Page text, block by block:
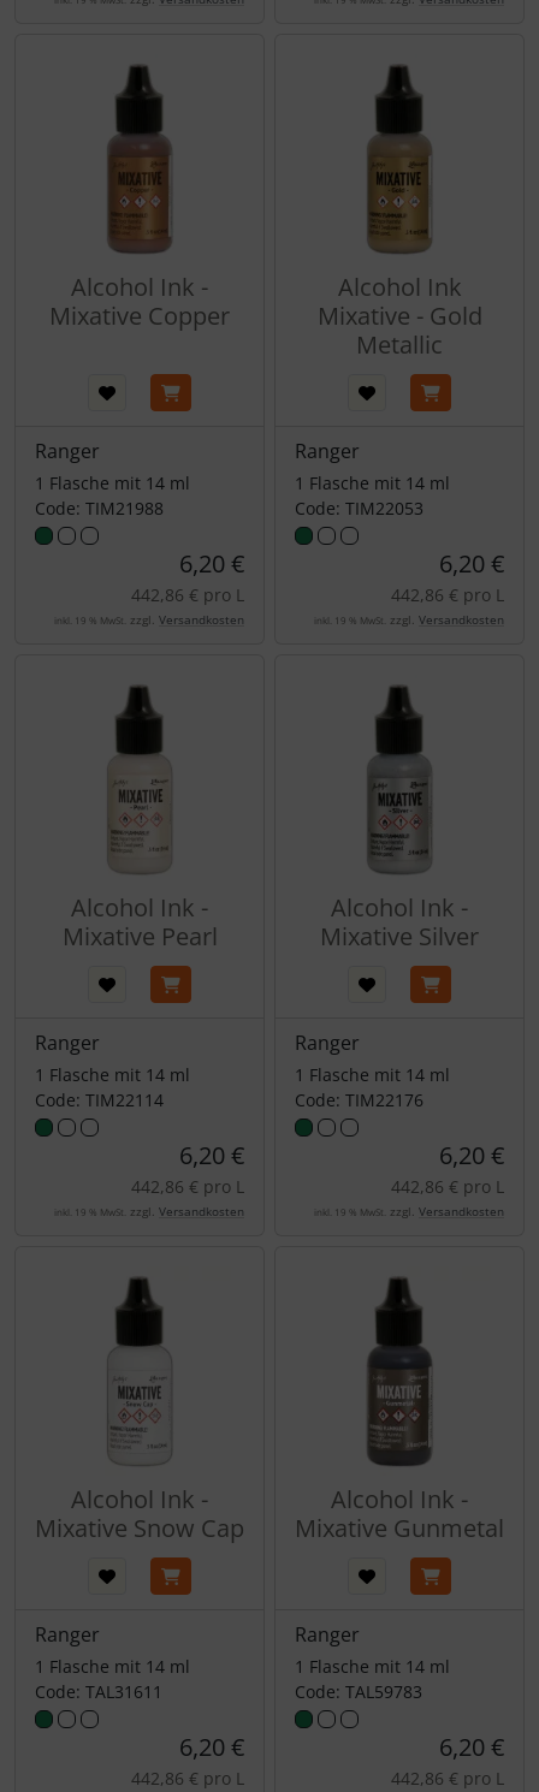
Alcohol Ink -
Mixative Copper
Ranger
1 Flasche mit 14 ml
Code: TIM21988
6,20 €
442,86 € pro L
inkl. 19 % MwSt. zzgl. Versandkosten
Alcohol Ink
Mixative - Gold
Metallic
Ranger
1 Flasche mit 14 ml
Code: TIM22053
6,20 €
442,86 € pro L
inkl. 19 % MwSt. zzgl. Versandkosten
Alcohol Ink -
Mixative Pearl
Ranger
1 Flasche mit 14 ml
Code: TIM22114
6,20 €
442,86 € pro L
inkl. 19 % MwSt. zzgl. Versandkosten
Alcohol Ink -
Mixative Silver
Ranger
1 Flasche mit 14 ml
Code: TIM22176
6,20 €
442,86 € pro L
inkl. 19 % MwSt. zzgl. Versandkosten
Alcohol Ink -
Mixative Snow Cap
Ranger
1 Flasche mit 14 ml
Code: TAL31611
6,20 €
442,86 € pro L
Alcohol Ink -
Mixative Gunmetal
Ranger
1 Flasche mit 14 ml
Code: TAL59783
6,20 €
442,86 € pro L